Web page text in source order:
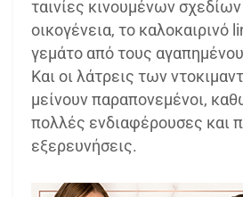
ταινίες κινουμένων
οικογένεια, το καλοκαιρινό
γεμάτο από τους
Και οι λάτρεις των
μείνουν παραπονεμένοι,
πολλές ενδιαφέρουσες και
εξερευνήσεις.